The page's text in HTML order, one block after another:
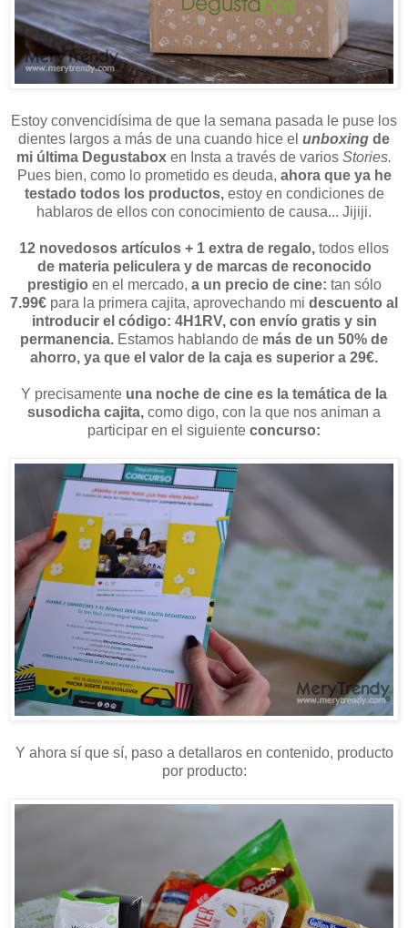
Estoy convencidísima de que la semana pasada le puse los
dientes largos a más de una cuando hice el unboxing de
mi última Degustabox en Insta a través de varios Stories.
Pues bien, como lo prometido es deuda, ahora que ya he
testado todos los productos, estoy en condiciones de
hablaros de ellos con conocimiento de causa... Jijiji.
12 novedosos artículos + 1 extra de regalo, todos ellos
de materia peliculera y de marcas de reconocido
prestigio en el mercado, a un precio de cine: tan sólo
7.99€ para la primera cajita, aprovechando mi descuento al
introducir el código: 4H1RV, con envío gratis y sin
permanencia. Estamos hablando de más de un 50% de
ahorro, ya que el valor de la caja es superior a 29€.
Y precisamente una noche de cine es la temática de la
susodicha cajita, como digo, con la que nos animan a
participar en el siguiente concurso:
Y ahora sí que sí, paso a detallaros en contenido, producto
por producto: